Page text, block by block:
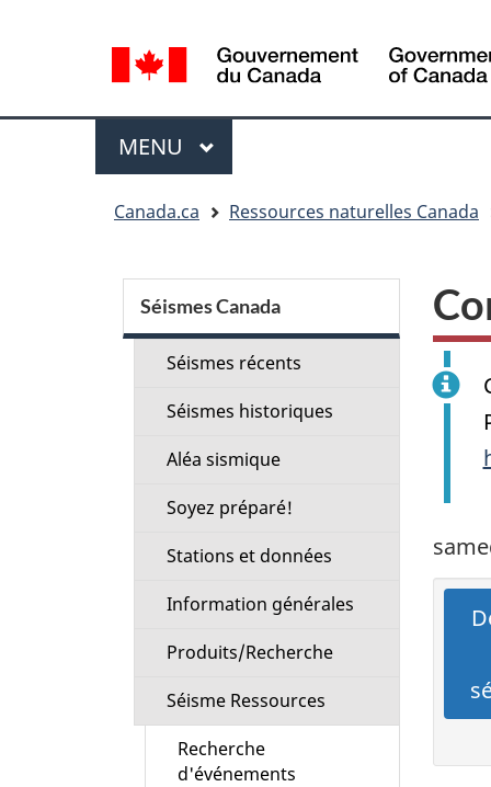
de
la
langue
Menu
MENU PRINCIPAL
Canada.ca Ressources naturelles Canada
Menu
de
la
section
Séismes Canada
Séismes récents
Séismes historiques
Aléa sismique
Soyez préparé!
Stations et données
Information générales
Produits/Recherche
Séisme Ressources
Recherche
d'événements